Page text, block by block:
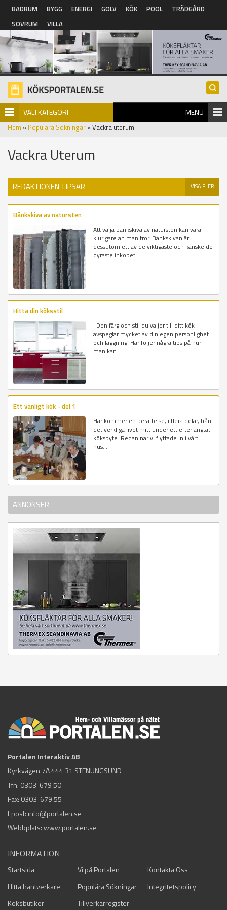
Hoppa till huvudinnehåll
BADRUM BYGG ENERGI GOLV KÖK POOL
TRÄDGÅRD
SOVRUM
VILLA
VÄLJ KATEGORI MENU
Hem » Populära Sökningar » Vackra uterum
Vackra Uterum
REDAKTIONEN TIPSAR VISA FLER
Bänkskiva av natursten
Att välja bänkskiva av natursten kan vara
klurigare än man tror. Bänkskivan är
dessutom ett av de viktigaste och kanske de
dyraste inköpet...
Hitta din köksstil
Den färg och stil du väljer till ditt kök
avspeglar mycket av din egen personlighet
och läggning. Här följer några tips på hur
man kan...
Ett vanligt kök - del 1
Här kommer en berättelse, i flera delar, från
det verkliga livet mitt under ett efterlängtat
köksbyte. Redan när vi flyttade in i vårt
hus...
ANNONSER
Portalen Interaktiv AB
Kyrkvägen 7A 444 31 STENUNGSUND
Tfn: 0303-679 50
Fax: 0303-679 55
Epost: info@portalen.se
Webbplats: www.portalen.se
INFORMATION
Startsida Vi på Portalen
Kontakta Oss
Hitta hantverkare
Populära Sökningar
Integritetspolicy
Köksbutiker
Tillverkarregister